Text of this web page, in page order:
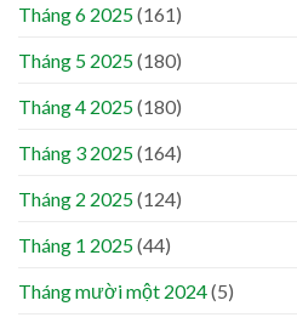
Tháng 6 2025(161)
Tháng 5 2025(180)
Tháng 4 2025(180)
Tháng 3 2025(164)
Tháng 2 2025(124)
Tháng 1 2025(44)
Tháng mười một 2024(5)